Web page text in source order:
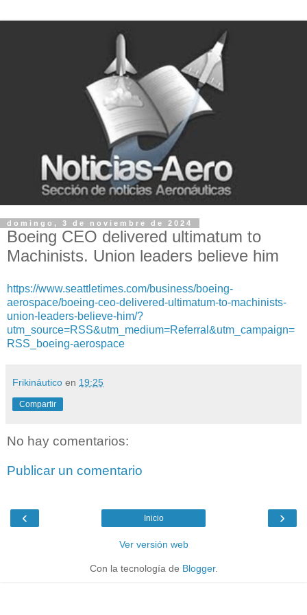
domingo, 3 de noviembre de 2024
Boeing CEO delivered ultimatum to
Machinists. Union leaders believe him
https://www.seattletimes.com/business/boeing-
aerospace/boeing-ceo-delivered-ultimatum-to-machinists-
union-leaders-believe-him/?
utm_source=RSS&utm_medium=Referral&utm_campaign=
RSS_boeing-aerospace
Frikináutico en 19:25
Compartir
No hay comentarios:
Publicar un comentario
‹ ›
Inicio
Ver versión web
Con la tecnología de Blogger.